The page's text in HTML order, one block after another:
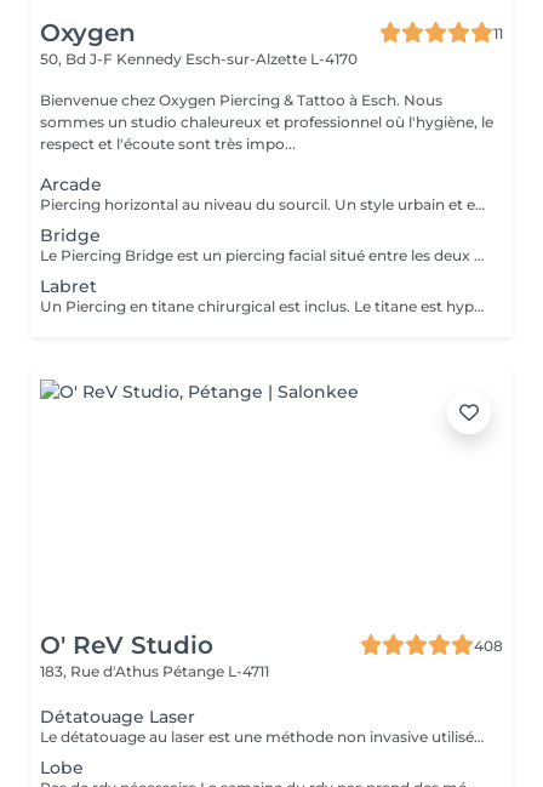
Oxygen
11
50, Bd J-F Kennedy Esch-sur-Alzette L-4170
Bienvenue chez Oxygen Piercing & Tattoo à Esch. Nous
sommes un studio chaleureux et professionnel où l'hygiène, le
respect et l'écoute sont très impo...
Arcade
Piercing horizontal au niveau du sourcil. Un style urbain et expressif, réalisé avec un bijou courbé en titane. Pose précise adaptée à ta morphologie. Si tu souhaites te faire percer mais que tu as peur des aiguilles ou que tu souffres d'anxiété (stress, blocage), nous te demandons de bien vouloir réserver le service intitulé: <<NOM DU PIERCING (Phobie des aiguilles)>> Ce service ne côute pas plus cher. Il est simplement prévu pour des raisons d'organisation, afin que tout le monde soit à l'aise et bien accueilli(e).
Bridge
Le Piercing Bridge est un piercing facial situé entre les deux yeux à la racine du nez. Un Piercing en titane chirurgical est inclus. Le titane est hypoallergénique, léger et idéal pour les premières phases de cicatrisation. Si tu souhaites te faire percer mais que tu as peur des aiguilles ou que tu souffres d'anxiété (stress, blocage), nous te demandons de bien vouloir réserver le service intitulé: <<NOM DU PIERCING (Phobie des aiguilles)>> Ce service ne côute pas plus cher. Il est simplement prévu pour des raisons d'organisation, afin que tout le monde soit à l'aise et bien accueilli(e).
Labret
Un Piercing en titane chirurgical est inclus. Le titane est hypoallergénique, léger et idéal pour les premières phases de cicatrisation. Si tu souhaite te faire percer mais que tu as peur des aiguilles ou que tu souffres d'anxiété (stress, blocage), nous te demandons de bien vouloir réserver le service intitulé: <<NOM DU PIERCING (Phobie des aiguilles)>> Ce service ne côute pas plus cher. Il est simplement prévu pour des raisons d'organisation, afin que tout le monde soit à l'aise et bien accueilli(e).
O' ReV Studio
408
183, Rue d'Athus Pétange L-4711
Détatouage Laser
Le détatouage au laser est une méthode non invasive utilisée pour enlever un tatouage de la peau en utilisant un laser. Ce processus est très populaire, car il permet de supprimer les tatouages de manière efficace tout en minimisant les risques de cicatrices. Le principe repose sur l'utilisation d e faisceaux lumineux qui fragmentent les pigments du tatouage.
Lobe